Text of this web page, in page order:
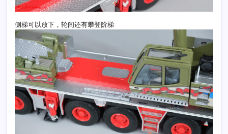
侧梯可以放下，轮间还有攀登阶梯